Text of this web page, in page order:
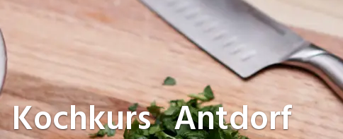
Kochkurs Antdorf